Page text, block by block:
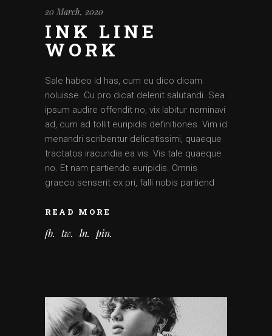
20 March, 2020
INK LINE
WORK
Sale habeo id has, cum eu dico dicam
noluisse. Cu pro dicat delenit salutandi. Sea
ipsum audire offendit no, vix labitur nominavi
ad, cum ad tollit euripidis definitiones. Vim id
menandri scribentur delicatissimi, quaeque
tractatos iracundia ea vis. Vis tale quaeque
no. Et nam partiendo euripidis. Omnis
graeco senserit ex pri, falli nobis partiend
READ MORE
fb tw ln pin